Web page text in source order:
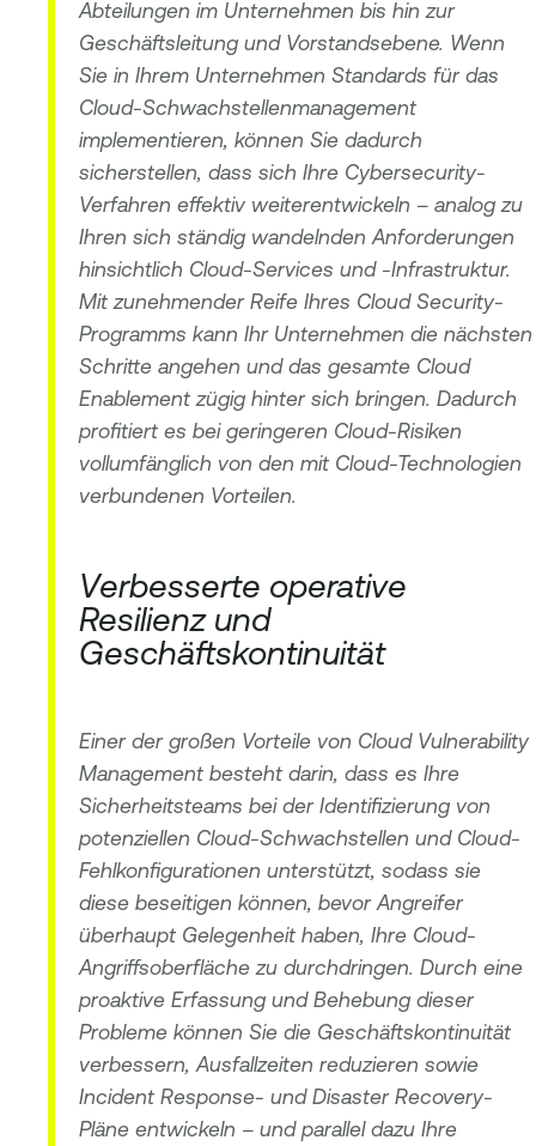
Abteilungen im Unternehmen bis hin zur
Geschäftsleitung und Vorstandsebene. Wenn
Sie in Ihrem Unternehmen Standards für das
Cloud-Schwachstellenmanagement
implementieren, können Sie dadurch
sicherstellen, dass sich Ihre Cybersecurity-
Verfahren effektiv weiterentwickeln – analog zu
Ihren sich ständig wandelnden Anforderungen
hinsichtlich Cloud-Services und -Infrastruktur.
Mit zunehmender Reife Ihres Cloud Security-
Programms kann Ihr Unternehmen die nächsten
Schritte angehen und das gesamte Cloud
Enablement zügig hinter sich bringen. Dadurch
profitiert es bei geringeren Cloud-Risiken
vollumfänglich von den mit Cloud-Technologien
verbundenen Vorteilen.
Verbesserte operative
Resilienz und
Geschäftskontinuität
Einer der großen Vorteile von Cloud Vulnerability
Management besteht darin, dass es Ihre
Sicherheitsteams bei der Identifizierung von
potenziellen Cloud-Schwachstellen und Cloud-
Fehlkonfigurationen unterstützt, sodass sie
diese beseitigen können, bevor Angreifer
überhaupt Gelegenheit haben, Ihre Cloud-
Angriffsoberfläche zu durchdringen. Durch eine
proaktive Erfassung und Behebung dieser
Probleme können Sie die Geschäftskontinuität
verbessern, Ausfallzeiten reduzieren sowie
Incident Response- und Disaster Recovery-
Pläne entwickeln – und parallel dazu Ihre